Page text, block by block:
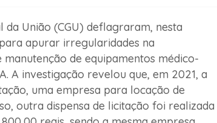
União (CGU) deflagraram, nesta
apurar irregularidades na
de equipamentos médico-
A investigação revelou que, em 2021, a
uma empresa para locação de
outra dispensa de licitação foi realizada